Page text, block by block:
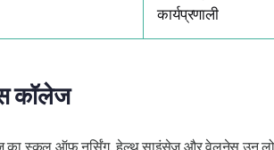
कार्यप्रणाली
कॉलेज